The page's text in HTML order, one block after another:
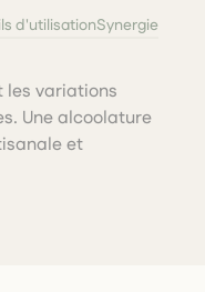
d'utilisationSynergie